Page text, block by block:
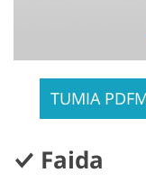
TUMIA
Faida